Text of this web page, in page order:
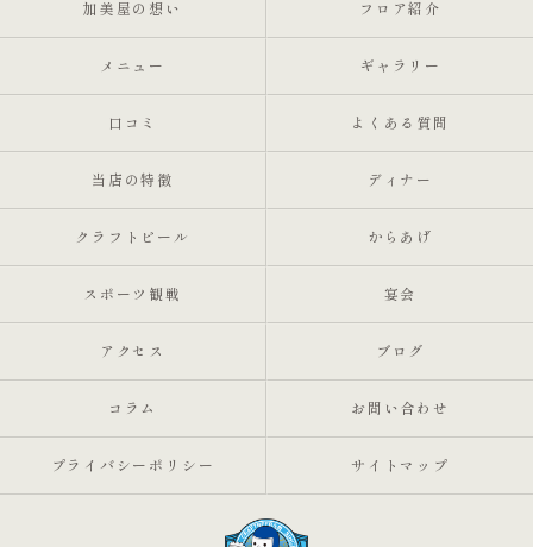
加美屋の想い フロア紹介
メニュー ギャラリー
口コミ よくある質問
当店の特徴 ディナー
クラフトビール からあげ
スポーツ観戦 宴会
アクセス ブログ
コラム お問い合わせ
プライバシーポリシー サイトマップ